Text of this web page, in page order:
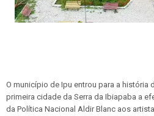
O município de Ipu entrou para a história
primeira cidade da Serra da Ibiapaba a
da Política Nacional Aldir Blanc aos